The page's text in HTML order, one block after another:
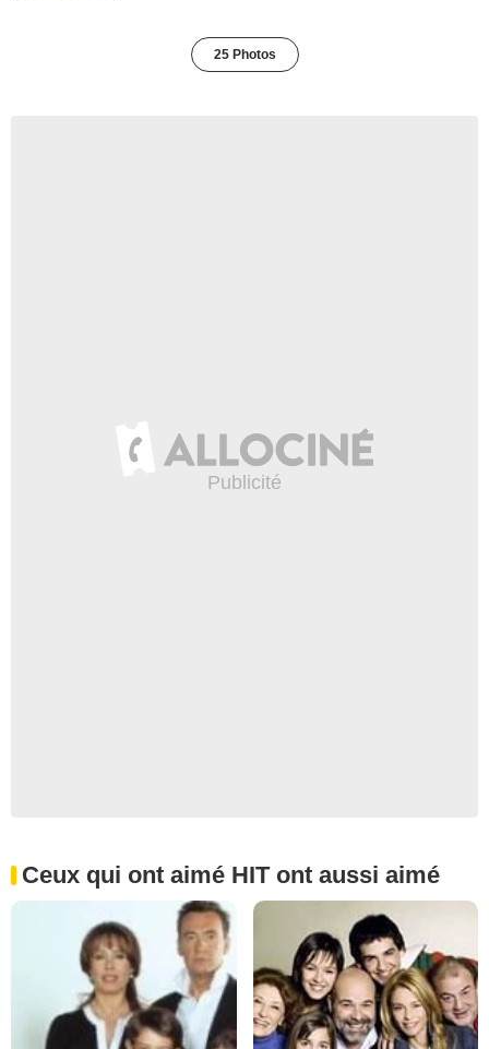
25 Photos
Ceux qui ont aimé HIT ont aussi aimé